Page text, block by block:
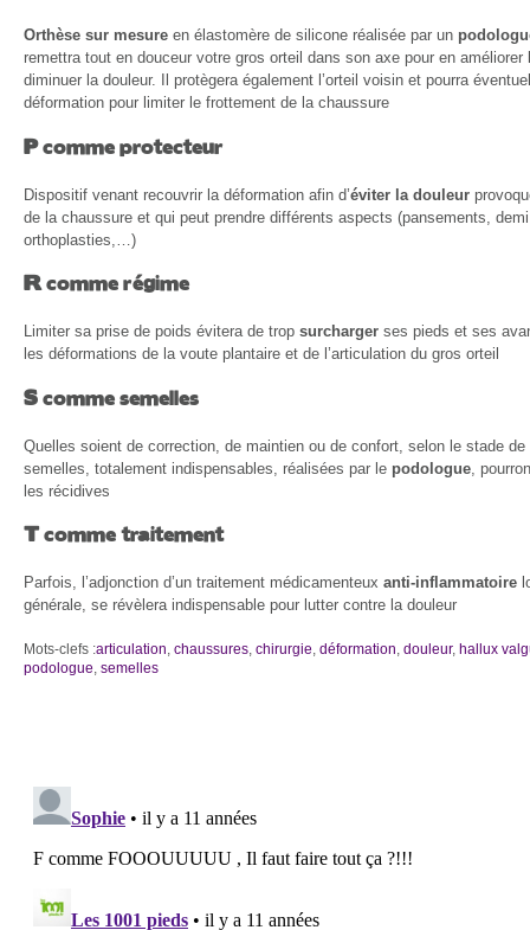
Orthèse sur mesure en élastomère de silicone réalisée par un
remettra tout en douceur votre gros orteil dans son axe pour en
diminuer la douleur. Il protègera également l’orteil voisin et pourra
déformation pour limiter le frottement de la chaussure
Pcomme protecteur
Dispositif venant recouvrir la déformation afin d’éviter la douleur
de la chaussure et qui peut prendre différents aspects (pansements,
orthoplasties,…)
Rcomme régime
Limiter sa prise de poids évitera de trop surcharger ses pieds et ses
les déformations de la voute plantaire et de l’articulation du gros orteil
S comme semelles
Quelles soient de correction, de maintien ou de confort, selon le stade
semelles, totalement indispensables, réalisées par le podologue ,
les récidives
Tcomme traitement
Parfois, l’adjonction d’un traitement médicamenteux anti-inflammatoire
générale, se révèlera indispensable pour lutter contre la douleur
Mots-clefs :articulation, chaussures, chirurgie, déformation, douleur, hallux
podologue, semelles